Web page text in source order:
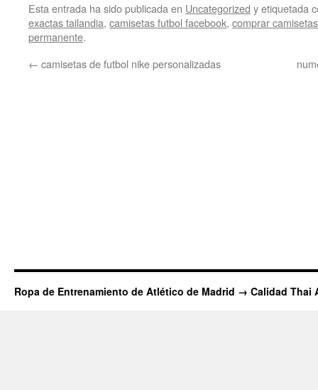
Esta entrada ha sido publicada en Uncategorized y etiquetada
exactas tailandia, camisetas futbol facebook, comprar
permanente.
← camisetas de futbol nike personalizadas
Ropa de Entrenamiento de Atlético de Madrid → Calidad Thai